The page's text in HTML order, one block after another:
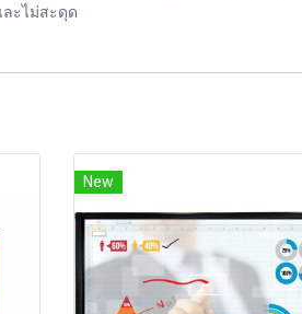
ละไม่สะดุด
New